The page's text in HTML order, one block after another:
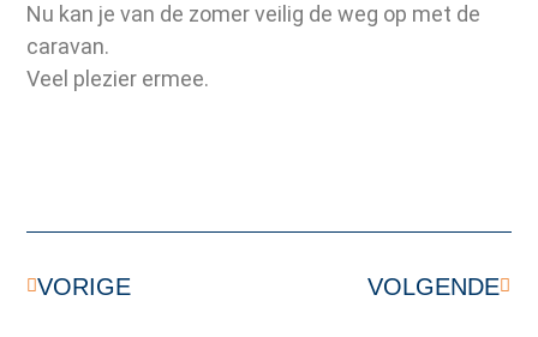
Nu kan je van de zomer veilig de weg op met de
caravan.
Veel plezier ermee.
VORIGE VOLGENDE